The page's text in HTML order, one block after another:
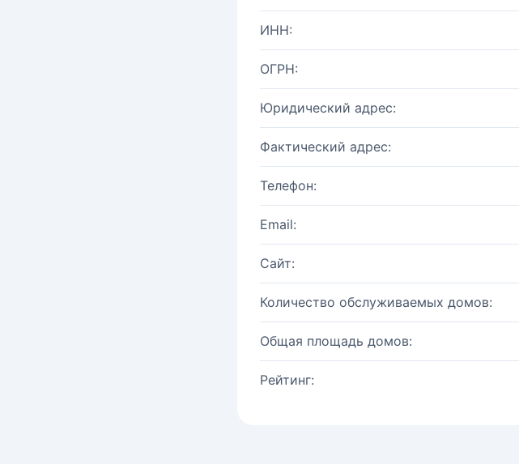
ИНН:
ОГРН:
Юридический адрес:
Фактический адрес:
Телефон:
Email:
Сайт:
Количество обслуживаемых домов:
Общая площадь домов:
Рейтинг: